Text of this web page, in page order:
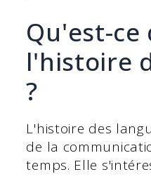
Qu'est-ce
l'histoire
?
L'histoire des
de la
temps. Elle